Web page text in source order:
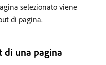
selezionato viene
di pagina.
di una pagina